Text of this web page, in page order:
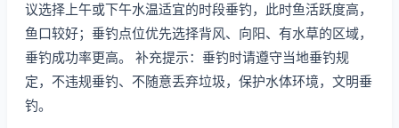
议选择上午或下午水温适宜的时段垂钓，此时鱼活跃度高，
鱼口较好；垂钓点位优先选择背风、向阳、有水草的区域，
垂钓成功率更高。 补充提示：垂钓时请遵守当地垂钓规
定，不违规垂钓、不随意丢弃垃圾，保护水体环境，文明垂
钓。